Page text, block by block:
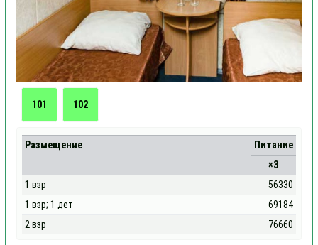
101 102
Размещение
Питание
×3
1 взр
56330
1 взр; 1 дет
69184
2 взр
76660